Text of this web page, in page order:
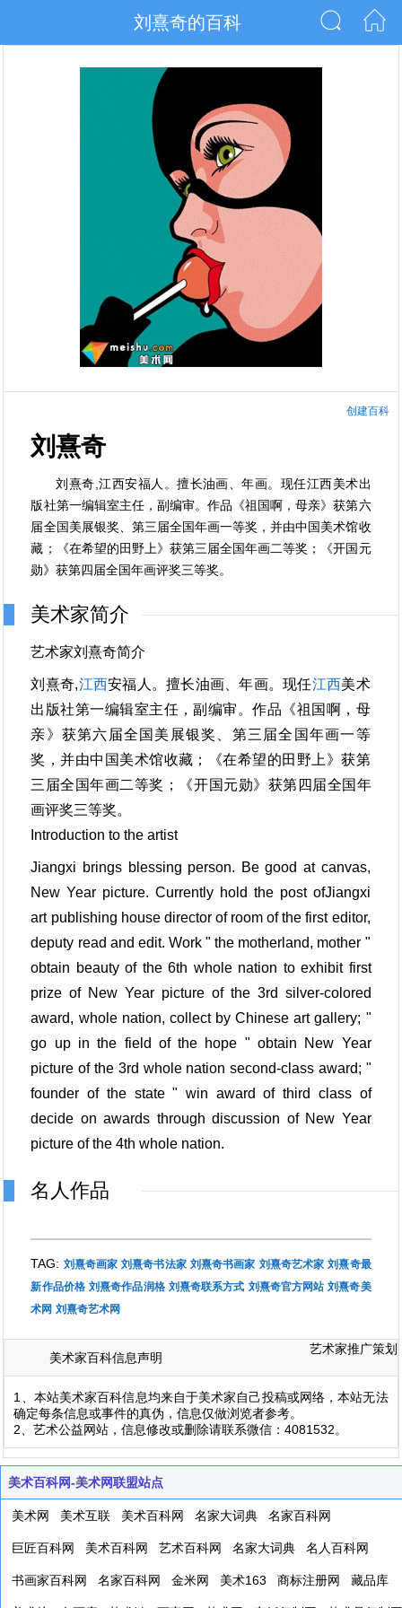
刘熹奇的百科
创建百科
刘熹奇
刘熹奇,江西安福人。擅长油画、年画。现任江西美术出
版社第一编辑室主任，副编审。作品《祖国啊，母亲》获第六
届全国美展银奖、第三届全国年画一等奖，并由中国美术馆收
藏；《在希望的田野上》获第三届全国年画二等奖；《开国元
勋》获第四届全国年画评奖三等奖。
美术家简介
艺术家刘熹奇简介
刘熹奇,江西安福人。擅长油画、年画。现任江西美术
出版社第一编辑室主任，副编审。作品《祖国啊，母
亲》获第六届全国美展银奖、第三届全国年画一等
奖，并由中国美术馆收藏；《在希望的田野上》获第
三届全国年画二等奖；《开国元勋》获第四届全国年
画评奖三等奖。
Introduction to the artist
Jiangxi brings blessing person. Be good at canvas,
New Year picture. Currently hold the post ofJiangxi
art publishing house director of room of the first editor,
deputy read and edit. Work " the motherland, mother "
obtain beauty of the 6th whole nation to exhibit first
prize of New Year picture of the 3rd silver-colored
award, whole nation, collect by Chinese art gallery; "
go up in the field of the hope " obtain New Year
picture of the 3rd whole nation second-class award; "
founder of the state " win award of third class of
decide on awards through discussion of New Year
picture of the 4th whole nation.
名人作品
TAG: 刘熹奇画家 刘熹奇书法家 刘熹奇书画家 刘熹奇艺术家 刘熹奇最
新作品价格 刘熹奇作品润格 刘熹奇联系方式 刘熹奇官方网站 刘熹奇美
术网 刘熹奇艺术网
美术家百科信息声明
艺术家推广策划
1、本站美术家百科信息均来自于美术家自己投稿或网络，本站无法
确定每条信息或事件的真伪，信息仅做浏览者参考。
2、艺术公益网站，信息修改或删除请联系微信：4081532。
美术百科网-美术网联盟站点
美术网 美术互联 美术百科网 名家大词典 名家百科网
巨匠百科网 美术百科网 艺术百科网 名家大词典 名人百科网
书画家百科网 名家百科网 金米网 美术163 商标注册网 藏品库